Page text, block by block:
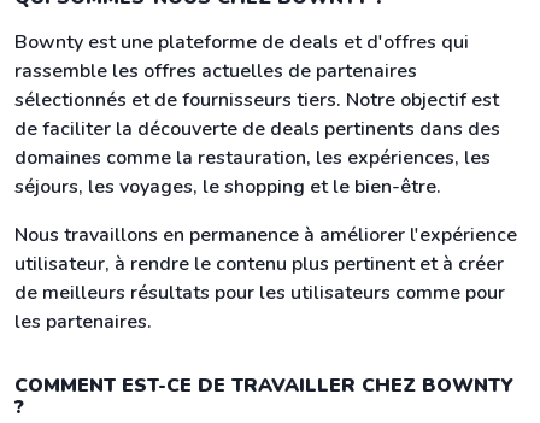
Bownty est une plateforme de deals et d'offres qui
rassemble les offres actuelles de partenaires
sélectionnés et de fournisseurs tiers. Notre objectif est
de faciliter la découverte de deals pertinents dans des
domaines comme la restauration, les expériences, les
séjours, les voyages, le shopping et le bien-être.
Nous travaillons en permanence à améliorer l'expérience
utilisateur, à rendre le contenu plus pertinent et à créer
de meilleurs résultats pour les utilisateurs comme pour
les partenaires.
COMMENT EST-CE DE TRAVAILLER CHEZ BOWNTY
?